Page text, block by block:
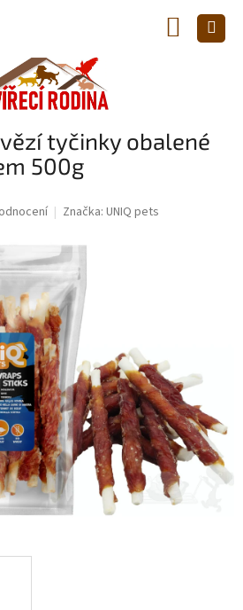
KOŠÍK
tyčinky obalené
500g
Značka: UNIQ pets